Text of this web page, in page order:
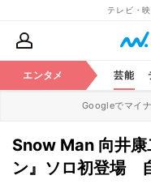
テレビ・
エンタメ 芸能
Googleでマイ
Snow Man 向井康
ン』ソロ初登場